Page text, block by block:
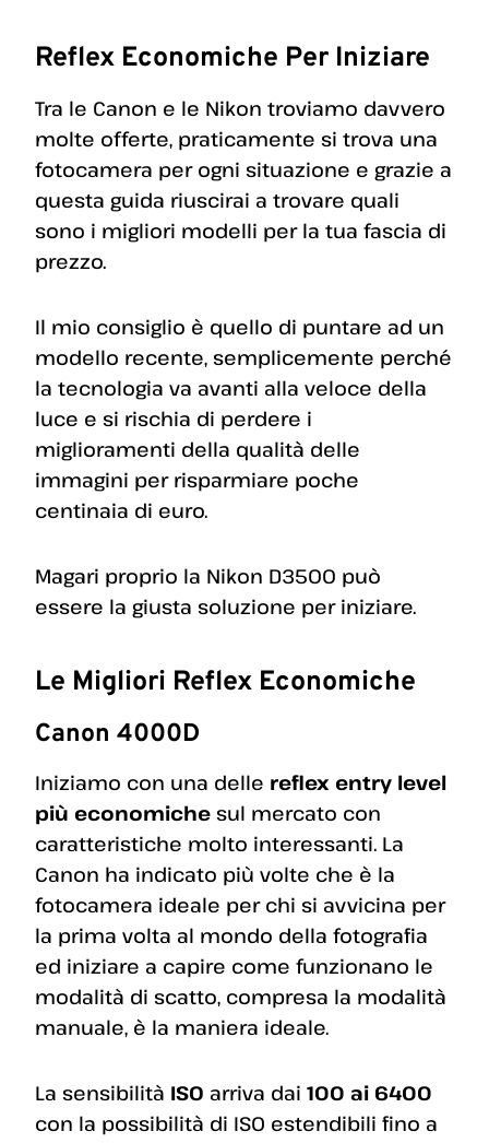
Reflex Economiche Per Iniziare
Tra le Canon e le Nikon troviamo davvero
molte offerte, praticamente si trova una
fotocamera per ogni situazione e grazie a
questa guida riuscirai a trovare quali
sono i migliori modelli per la tua fascia di
prezzo.
Il mio consiglio è quello di puntare ad un
modello recente, semplicemente perché
la tecnologia va avanti alla veloce della
luce e si rischia di perdere i
miglioramenti della qualità delle
immagini per risparmiare poche
centinaia di euro.
Magari proprio la Nikon D3500 può
essere la giusta soluzione per iniziare.
Le Migliori Reflex Economiche
Canon 4000D
Iniziamo con una delle reflex entry level
più economiche sul mercato con
caratteristiche molto interessanti. La
Canon ha indicato più volte che è la
fotocamera ideale per chi si avvicina per
la prima volta al mondo della fotografia
ed iniziare a capire come funzionano le
modalità di scatto, compresa la modalità
manuale, è la maniera ideale.
La sensibilità ISO arriva dai 100 ai 6400
con la possibilità di ISO estendibili fino a